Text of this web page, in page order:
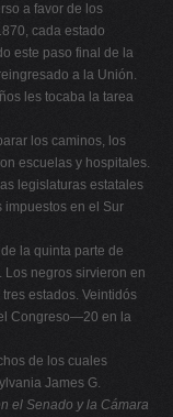
a favor de los
cada estado
este paso final de la
a la Unión.
les tocaba la tarea
los caminos, los
escuelas y hospitales.
legislaturas estatales
impuestos en el Sur
la quinta parte de
Los negros sirvieron en
estados. Veintidós
Congreso—20 en la
de los cuales
James G.
el Senado y la Cámara